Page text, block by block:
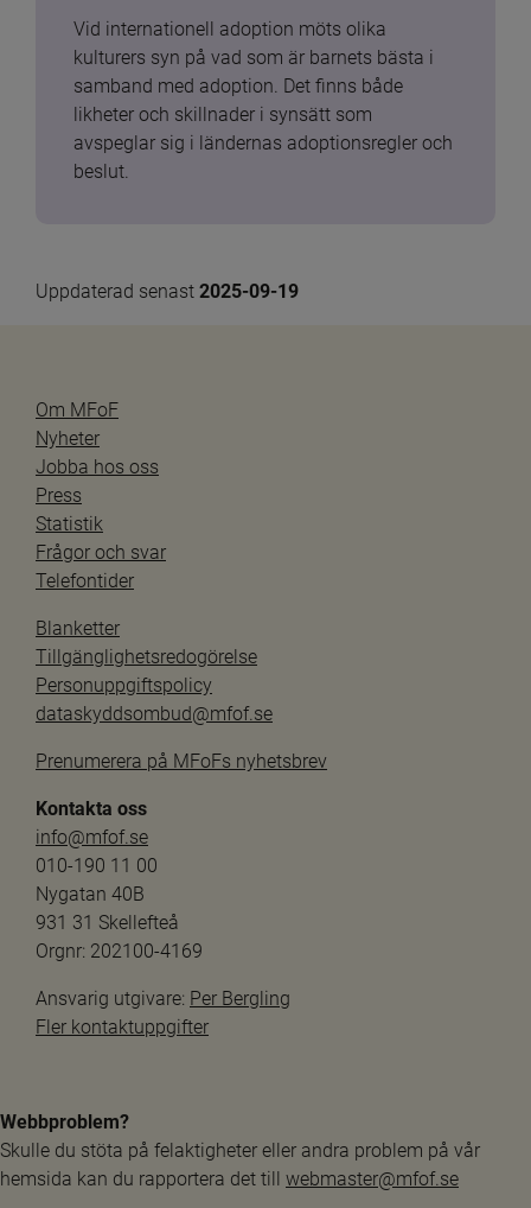
Vid internationell adoption möts olika
kulturers syn på vad som är barnets bästa i
samband med adoption. Det finns både
likheter och skillnader i synsätt som
avspeglar sig i ländernas adoptionsregler och
beslut.
Uppdaterad senast 2025-09-19
Om MFoF
Nyheter
Jobba hos oss
Press
Statistik
Frågor och svar
Telefontider
Blanketter
Tillgänglighetsredogörelse
Personuppgiftspolicy
dataskyddsombud@mfof.se
Prenumerera på MFoFs nyhetsbrev
Kontakta oss
info@mfof.se
010-190 11 00
Nygatan 40B
931 31 Skellefteå
Orgnr: 202100-4169
Ansvarig utgivare: Per Bergling
Fler kontaktuppgifter
Webbproblem?
Skulle du stöta på felaktigheter eller andra problem på vår
hemsida kan du rapportera det till webmaster@mfof.se